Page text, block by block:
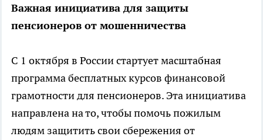
Важная инициатива для защиты
пенсионеров от мошенничества
С 1 октября в России стартует масштабная
программа бесплатных курсов финансовой
грамотности для пенсионеров. Эта инициатива
направлена на то, чтобы помочь пожилым
людям защитить свои сбережения от